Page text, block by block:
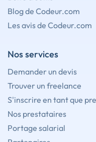
Blog de Codeur.com
Les avis de Codeur.com
Nos services
Demander un devis
Trouver un freelance
S'inscrire en tant que
Nos prestataires
Portage salarial